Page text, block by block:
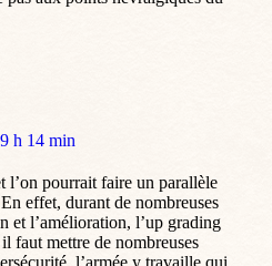
h 14 min
l’on pourrait faire un parallèle
effet, durant de nombreuses
et l’amélioration, l’up grading
faut mettre de nombreuses